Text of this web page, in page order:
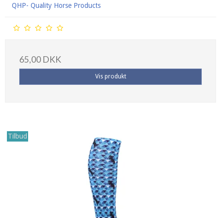
QHP- Quality Horse Products
65,00 DKK
Vis produkt
Tilbud